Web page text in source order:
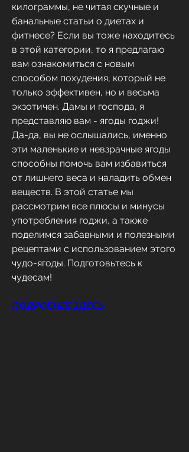
килограммы, не читая скучные и
банальные статьи о диетах и
фитнесе? Если вы тоже находитесь
в этой категории, то я предлагаю
вам ознакомиться с новым
способом похудения, который не
только эффективен, но и весьма
экзотичен. Дамы и господа, я
представляю вам - ягоды годжи!
Да-да, вы не ослышались, именно
эти маленькие и невзрачные ягоды
способны помочь вам избавиться
от лишнего веса и наладить обмен
веществ. В этой статье мы
рассмотрим все плюсы и минусы
употребления годжи, а также
поделимся забавными и полезными
рецептами с использованием этого
чудо-ягоды. Подготовьтесь к
чудесам!
ПОДРОБНЕЕ ЗДЕСЬ